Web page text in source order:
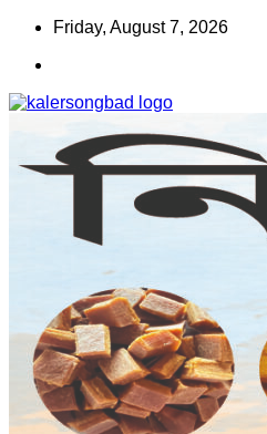
Skip
content
Friday, August 7, 2026
কালের সংবাদ
www.kalersongbad.com